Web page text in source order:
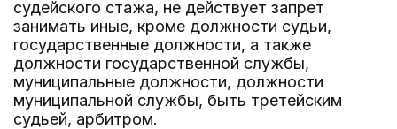
судейского стажа, не действует запрет
занимать иные, кроме должности судьи,
государственные должности, а также
должности государственной службы,
муниципальные должности, должности
муниципальной службы, быть третейским
судьей, арбитром.